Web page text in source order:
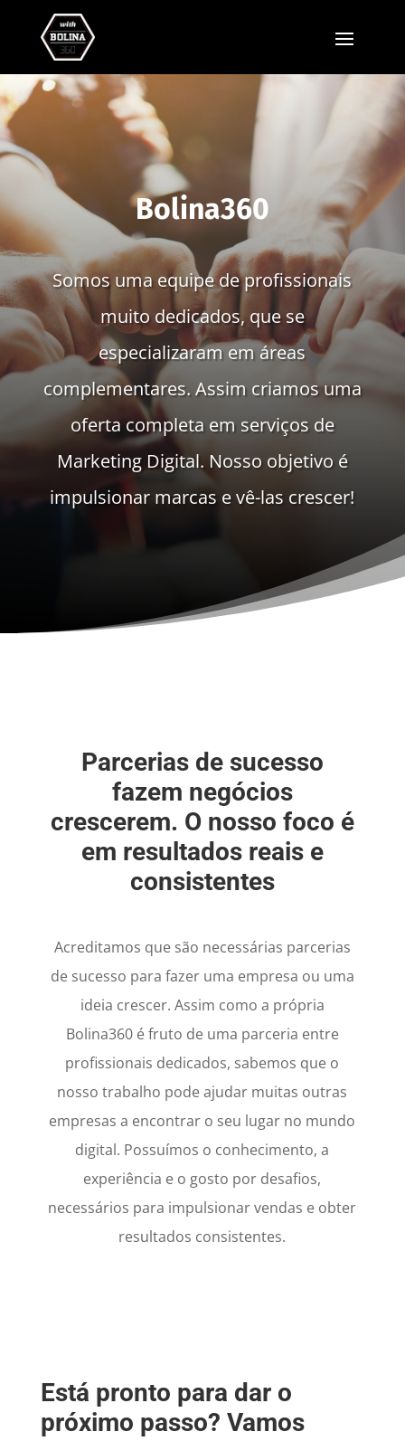
Bolina360
Somos uma equipe de profissionais
muito dedicados, que se
especializaram em áreas
complementares. Assim criamos uma
oferta completa em serviços de
Marketing Digital. Nosso objetivo é
impulsionar marcas e vê-las crescer!
Parcerias de sucesso
fazem negócios
crescerem. O nosso foco é
em resultados reais e
consistentes
Acreditamos que são necessárias parcerias
de sucesso para fazer uma empresa ou uma
ideia crescer. Assim como a própria
Bolina360 é fruto de uma parceria entre
profissionais dedicados, sabemos que o
nosso trabalho pode ajudar muitas outras
empresas a encontrar o seu lugar no mundo
digital. Possuímos o conhecimento, a
experiência e o gosto por desafios,
necessários para impulsionar vendas e obter
resultados consistentes.
Está pronto para dar o
próximo passo? Vamos